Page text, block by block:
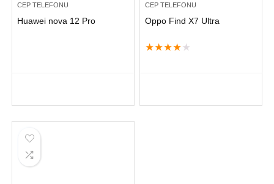
CEP TELEFONU
Huawei nova 12 Pro
CEP TELEFONU
Oppo Find X7 Ultra
★★★★ ★